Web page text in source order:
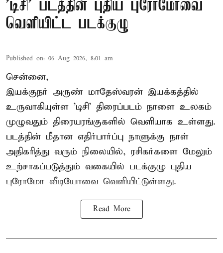
'டிசி' படத்தின் புதிய புரோமோவை
வெளியிட்ட படக்குழு
Published on: 06 Aug 2026, 8:01 am
சென்னை,
இயக்குநர் அருண் மாதேஸ்வரன் இயக்கத்தில்
உருவாகியுள்ள 'டிசி' திரைப்படம் நாளை உலகம்
முழுவதும் திரையரங்குகளில் வெளியாக உள்ளது.
படத்தின் மீதான எதிர்பார்ப்பு நாளுக்கு நாள்
அதிகரித்து வரும் நிலையில், ரசிகர்களை மேலும்
உற்சாகப்படுத்தும் வகையில் படக்குழு புதிய
புரோமோ வீடியோவை வெளியிட்டுள்ளது.
Read More